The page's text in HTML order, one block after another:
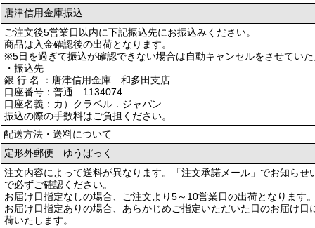
唐津信用金庫振込
ご注文後5営業日以内に下記振込先にお振込みください。
商品は入金確認後の出荷となります。
※5日を過ぎて振込が確認できない場合は自動キャンセルをさせてい
・振込先
銀 行 名 ：唐津信用金庫 和多田支店
口座番号：普通 1134074
口座名義：カ）クラベル．ジャパン
振込の際の手数料はご負担ください。
配送方法・送料について
定形外郵便 ゆうぱっく
注文内容によって送料が異なります。「注文承諾メール」でお知らせ
で必ずご確認ください。
お届け日指定なしの場合、ご注文より5～10営業日の出荷となります
お届け日指定ありの場合、あらかじめご指定いただいた日のお届け日
荷いたします。